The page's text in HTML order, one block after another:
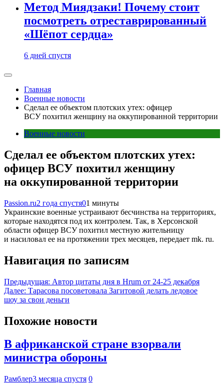
Метод Миядзаки! Почему стоит
посмотреть отреставрированный
«Шёпот сердца»
6 дней спустя
Главная
Военные новости
Сделал ее объектом плотских утех: офицер
ВСУ похитил женщину на оккупированной территории
Военные новости
Сделал ее объектом плотских утех:
офицер ВСУ похитил женщину
на оккупированной территории
Passion.ru2 года спустя01 минуты
Украинские военные устраивают бесчинства на территориях,
которые находятся под их контролем. Так, в Херсонской
области офицер ВСУ похитил местную жительницу
и насиловал ее на протяжении трех месяцев, передает mk. ru.
Навигация по записям
Предыдущая: Автор цитаты дня в Hrum от 24-25 декабря
Далее: Тарасова посоветовала Загитовой делать ледовое
шоу за свои деньги
Похожие новости
В африканской стране взорвали
министра обороны
Рамблер3 месяца спустя 0